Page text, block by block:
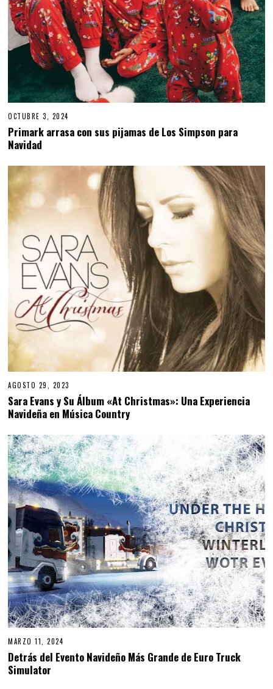
OCTUBRE 3, 2024
T
2
Primark arrasa con sus pijamas de Los Simpson para
Navidad
AGOSTO 29, 2023
Sara Evans y Su Álbum «At Christmas»: Una Experiencia
Navideña en Música Country
MARZO 11, 2024
Detrás del Evento Navideño Más Grande de Euro Truck
Simulator